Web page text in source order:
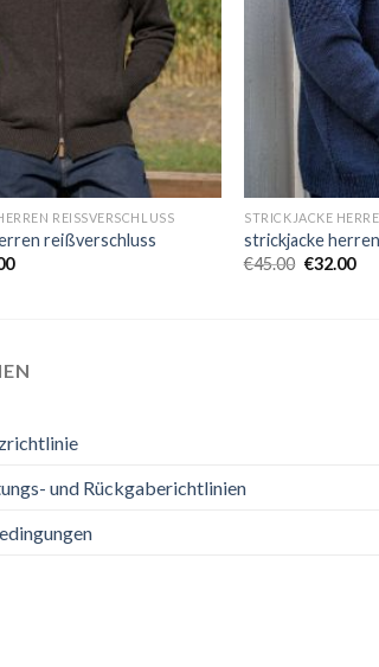
REISSVERSCHLUSS
reißverschluss
STRICKJACKE
strickjacke
€45.00 €32.00
und Rückgaberichtlinien